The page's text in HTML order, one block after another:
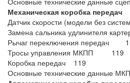
Механическая коробка
Датчик скорости (модели без
Замена сальника удлинителя
Рычаг переключения передач
Тросы управления МКПП 119
Коробка передач 119
Основные технические данные